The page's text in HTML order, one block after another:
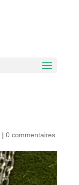
| 0 commentaires